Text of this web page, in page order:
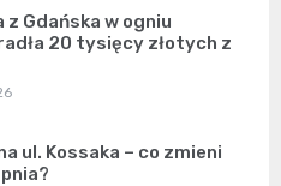
z Gdańska w ogniu
20 tysięcy złotych z
ul. Kossaka – co zmieni